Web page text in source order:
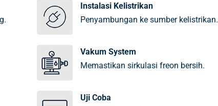
Instalasi Kelistrikan
Penyambungan ke sumber kelistrikan.
Vakum System
Memastikan sirkulasi freon bersih.
Uji Coba